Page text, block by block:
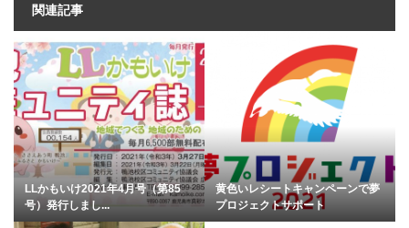
関連記事
LLかもいけ2021年4月号（第85
号）発行しまし...
黄色いレシートキャンペーンで夢
プロジェクトサポート